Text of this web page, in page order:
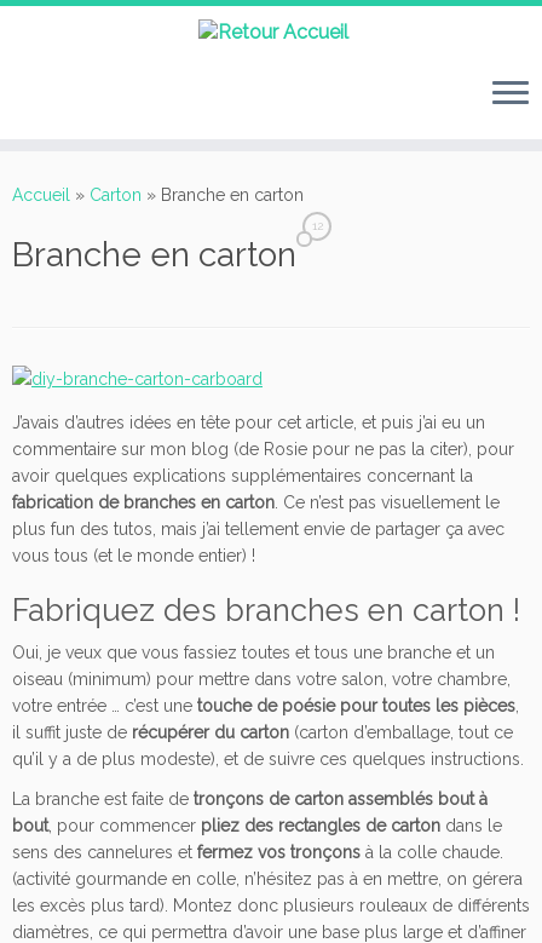
auAccueil » Carton » Branche en carton
Branche en carton
12
J’avais d’autres idées en tête pour cet article, et puis j’ai eu un
commentaire sur mon blog (de Rosie pour ne pas la citer), pour
avoir quelques explications supplémentaires concernant la
fabrication de branches en carton . Ce n’est pas visuellement le
plus fun des tutos, mais j’ai tellement envie de partager ça avec
vous tous (et le monde entier) !
Fabriquez des branches en carton !
Oui, je veux que vous fassiez toutes et tous une branche et un
oiseau (minimum) pour mettre dans votre salon, votre chambre,
votre entrée … c’est une touche de poésie pour toutes les pièces
il suffit juste de récupérer du carton (carton d’emballage, tout ce
qu’il y a de plus modeste), et de suivre ces quelques instructions.
La branche est faite de tronçons de carton assemblés bout à
bout, pour commencer pliez des rectangles de carton dans le
sens des cannelures et fermez vos tronçons à la colle chaude.
(activité gourmande en colle, n’hésitez pas à en mettre, on gérera
les excès plus tard). Montez donc plusieurs rouleaux de différents
diamètres, ce qui permettra d’avoir une base plus large et d’affiner